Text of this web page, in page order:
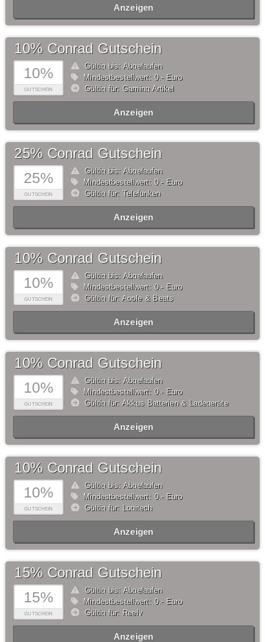
Anzeigen
10%
GUTSCHEIN
10% Conrad Gutschein
Gültig bis: Abgelaufen
Mindestbestellwert: 0,- Euro
Gültig für: Gaming Artikel
Anzeigen
25%
GUTSCHEIN
25% Conrad Gutschein
Gültig bis: Abgelaufen
Mindestbestellwert: 0,- Euro
Gültig für: Telefunken
Anzeigen
10%
GUTSCHEIN
10% Conrad Gutschein
Gültig bis: Abgelaufen
Mindestbestellwert: 0,- Euro
Gültig für: Apple & Beats
Anzeigen
10%
GUTSCHEIN
10% Conrad Gutschein
Gültig bis: Abgelaufen
Mindestbestellwert: 0,- Euro
Gültig für: Akkus Batterien & Ladegeräte
Anzeigen
10%
GUTSCHEIN
10% Conrad Gutschein
Gültig bis: Abgelaufen
Mindestbestellwert: 0,- Euro
Gültig für: Logitech
Anzeigen
15%
GUTSCHEIN
15% Conrad Gutschein
Gültig bis: Abgelaufen
Mindestbestellwert: 0,- Euro
Gültig für: Reely
Anzeigen